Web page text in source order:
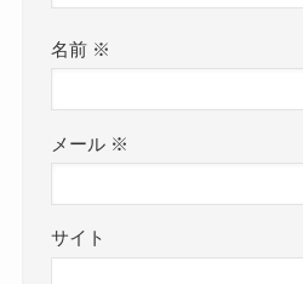
名前 ※
メール ※
サイト